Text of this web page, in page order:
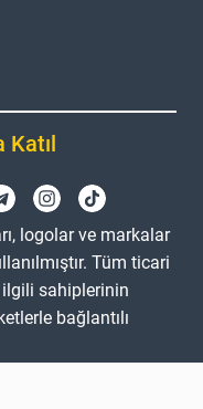
Katıl
logolar ve markalar
Tüm ticari
sahiplerinin
bağlantılı